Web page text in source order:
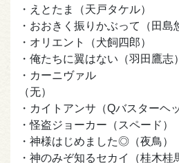
・えとたま（天戸タケル）
・おおきく振りかぶって（田島
・オリエント（犬飼四郎）
・俺たちに翼はない（羽田鷹志）
・カーニヴァル
（
・カイトアンサ（Qバスターヘ
・怪盗ジョーカー（スペード）
・神様はじめました◎（夜鳥）
・神のみぞ知るセカイ（桂木桂